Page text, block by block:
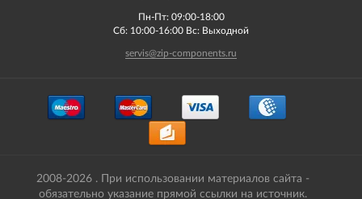
Пн-Пт: 09:00-18:00
Сб: 10:00-16:00 Вс: Выходной
servis@zip-components.ru
2008-2026 . При использовании материалов сайта -
обязательно указание прямой ссылки на источник.